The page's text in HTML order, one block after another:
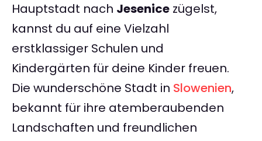
Hauptstadt nach Jesenice zügelst,
kannst du auf eine Vielzahl
erstklassiger Schulen und
Kindergärten für deine Kinder freuen.
Die wunderschöne Stadt in Slowenien,
bekannt für ihre atemberaubenden
Landschaften und freundlichen